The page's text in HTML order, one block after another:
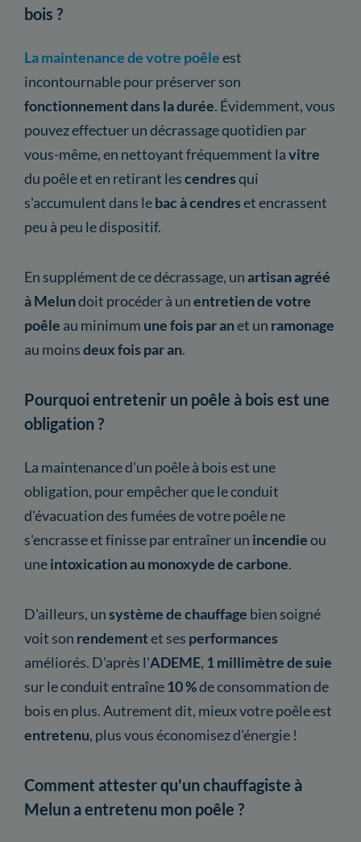
bois ?
La maintenance de votre poêleest
incontournable pour préserver son
fonctionnement dans la durée. Évidemment, vous
pouvez effectuer un décrassage quotidien par
vous-même, en nettoyant fréquemment lavitre
du poêle et en retirant lescendresqui
s'accumulent dans lebac à cendreset encrassent
peu à peu le dispositif.
En supplément de ce décrassage, unartisan agréé
à Melundoit procéder à unentretiende votre
poêle au minimum une fois par anet un ramonage
au moinsdeux fois par an.
Pourquoi entretenir un poêle à bois est une
obligation ?
La maintenance d'un poêle à bois est une
obligation, pour empêcher que le conduit
d'évacuation des fumées de votre poêle ne
s'encrasse et finisse par entraîner un incendieou
uneintoxication au monoxyde de carbone.
D'ailleurs, unsystème de chauffage bien soigné
voit son rendementet ses performances
améliorés. D'après l'ADEME, 1 millimètre de suie
sur le conduit entraîne10 %de consommation de
bois en plus. Autrement dit, mieux votre poêle est
entretenu, plus vous économisez d'énergie !
Comment attester qu'un chauffagiste à
Melun a entretenu mon poêle ?